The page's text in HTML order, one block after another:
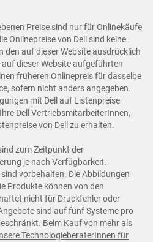
Preise sind nur für Onlinekäufe
Onlinepreise von Dell sind keine
den auf dieser Website ausdrücklich
dieser Website aufgeführten
früheren Onlinepreis für dasselbe
sofern nicht anders angegeben.
mit Dell auf Listenpreise
Dell VertriebsmitarbeiterInnen,
von Dell zu erhalten.
zum Zeitpunkt der
je nach Verfügbarkeit.
vorbehalten. Die Abbildungen
Produkte können von den
nicht für Druckfehler oder
sind auf fünf Systeme pro
Beim Kauf von mehr als
TechnologieberaterInnen für